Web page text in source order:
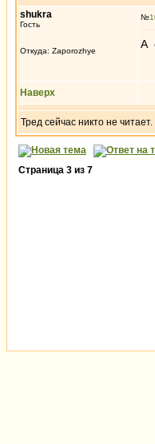
shukra
Гость
Откуда: Zaporozhye
№
А
Наверх
Тред сейчас никто не читает.
Страница 3 из 7